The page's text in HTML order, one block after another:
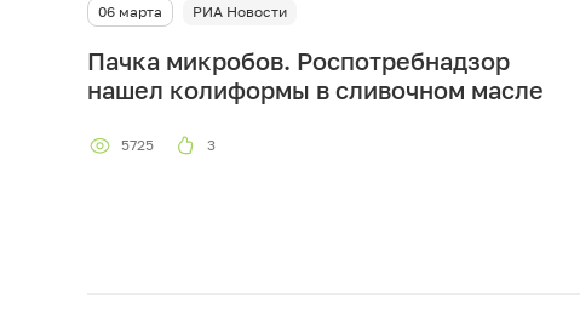
06 марта РИА Новости
Пачка микробов. Роспотребнадзор
нашел колиформы в сливочном масле
5725 3